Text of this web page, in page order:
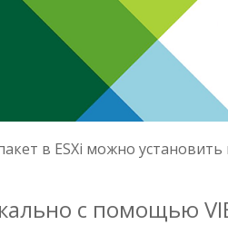
в ESXi можно
с помощью